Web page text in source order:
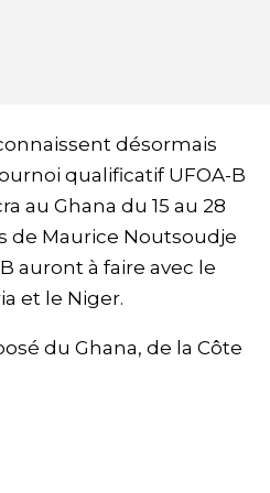
désormais
qualificatif UFOA-B
au Ghana du 15 au 28
de Maurice Noutsoudje
auront à faire avec le
et le Niger.
du Ghana, de la Côte